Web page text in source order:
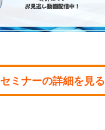
セミナーの詳細を見る